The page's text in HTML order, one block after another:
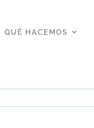
QUÉ HACEMOS